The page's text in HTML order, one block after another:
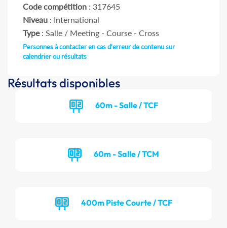
Code compétition : 317645
Niveau : International
Type: Salle / Meeting - Course - Cross
Personnes à contacter en cas d'erreur de contenu sur
calendrier ou résultats
Résultats disponibles
60m - Salle / TCF
60m - Salle / TCM
400m Piste Courte / TCF